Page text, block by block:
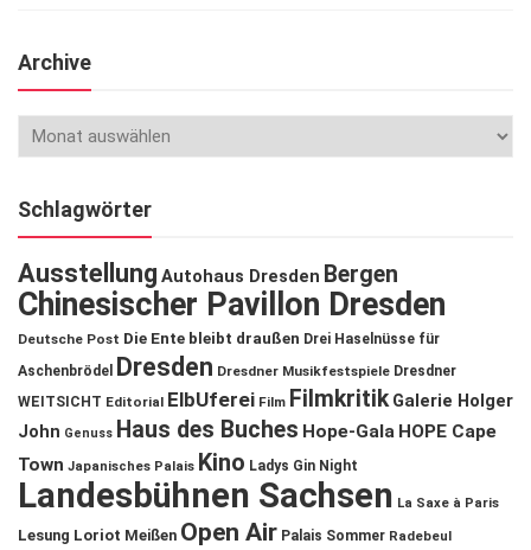
Archive
Schlagwörter
Ausstellung Autohaus Dresden Bergen
Chinesischer Pavillon Dresden
Deutsche Post Die Ente bleibt draußen Drei Haselnüsse für
Aschenbrödel
Dresden Dresdner Musikfestspiele Dresdner
WEITSICHT Editorial ElbUferei Film Filmkritik Galerie Holger
John Genuss Haus des Buches Hope-Gala HOPE Cape
Town Japanisches Palais Kino Ladys Gin Night
Landesbühnen Sachsen La Saxe à Paris
Lesung Loriot Meißen Open Air Palais Sommer Radebeul